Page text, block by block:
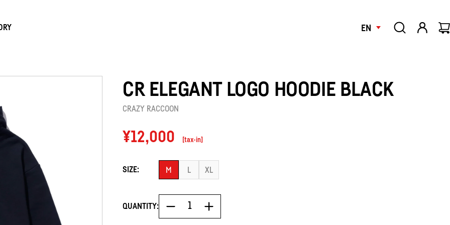
EN
CR ELEGANT LOGO HOODIE BLACK
CRAZY RACCOON
Regular
price
¥12,000 [tax-in]
SIZE: M L XL
QUANTITY: